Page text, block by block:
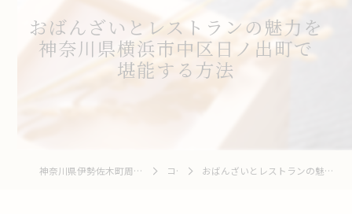
おばんざいとレストランの魅力を
神奈川県横浜市中区日ノ出町で
堪能する方法
神奈川県伊勢佐木町周辺の居酒屋なら和牛 To 釆菜 更井酒店 コラム おばんざいとレストランの魅力を神奈川県横浜市中区日ノ出町で堪能する方法